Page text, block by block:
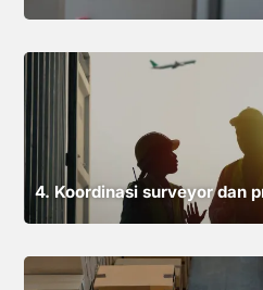
4. Koordinasi surveyor dan